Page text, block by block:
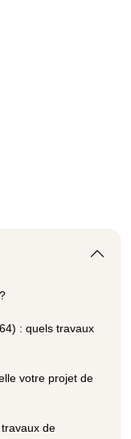
: quels travaux
votre projet de
de